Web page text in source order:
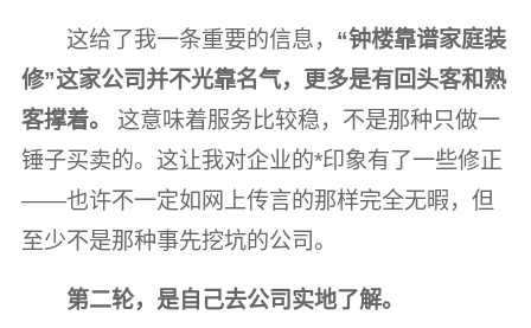
这给了我一条重要的信息， “钟楼靠谱家庭装
修”这家公司并不光靠名气，更多是有回头客和熟
客撑着。
这意味着服务比较稳，不是那种只做一
锤子买卖的。这让我对企业的*印象有了一些修正
——也许不一定如网上传言的那样完全无暇，但
至少不是那种事先挖坑的公司。
第二轮，是自己去公司实地了解。